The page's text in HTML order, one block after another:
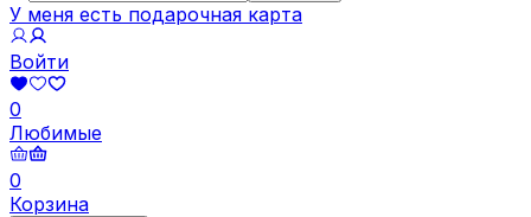
У меня есть подарочная карта
Войти
0
Любимые
0
Корзина